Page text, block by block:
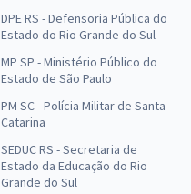
DPE RS - Defensoria Pública do
Estado do Rio Grande do Sul
MP SP - Ministério Público do
Estado de São Paulo
PM SC - Polícia Militar de Santa
Catarina
SEDUC RS - Secretaria de
Estado da Educação do Rio
Grande do Sul